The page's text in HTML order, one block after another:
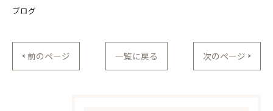
ブログ
< 前のページ 一覧に戻る 次のページ >